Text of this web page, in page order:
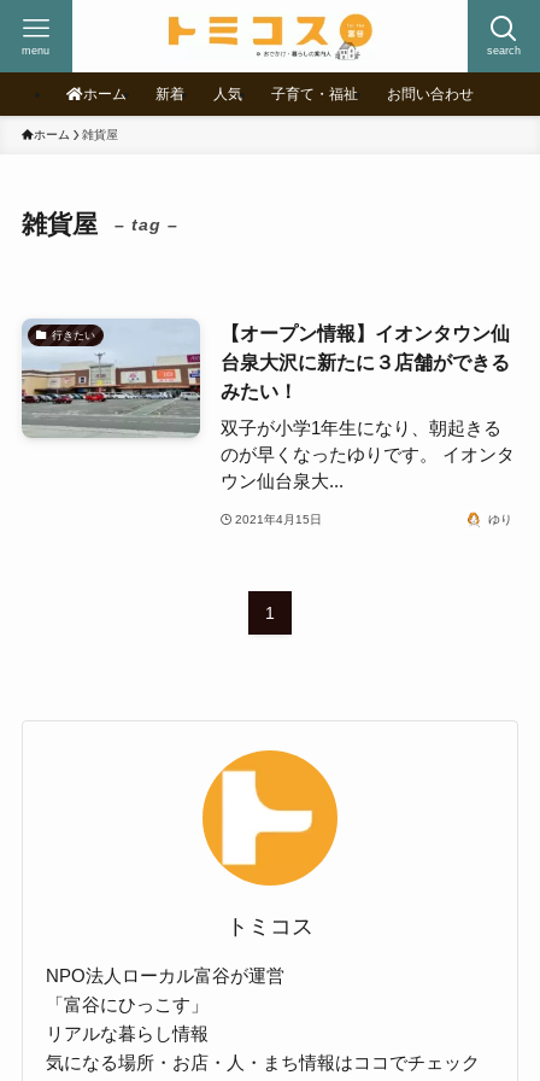
search
menu
ホーム 新着 人気 子育て・福祉 お問い合わせ
ホーム 雑貨屋
雑貨屋 – tag –
行きたい
【オープン情報】イオンタウン仙
台泉大沢に新たに３店舗ができる
みたい！
双子が小学1年生になり、朝起きる
のが早くなったゆりです。 イオンタ
ウン仙台泉大...
2021年4月15日 ゆり
1
トミコス
NPO法人ローカル富谷が運営
「富谷にひっこす」
リアルな暮らし情報
気になる場所・お店・人・まち情報はココでチェック